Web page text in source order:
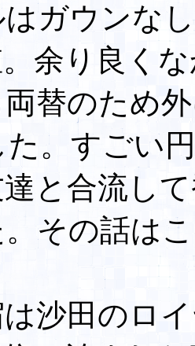
ガウンな
余り良く
替のため
た。すごい
と合流し
その話は
沙田のロ